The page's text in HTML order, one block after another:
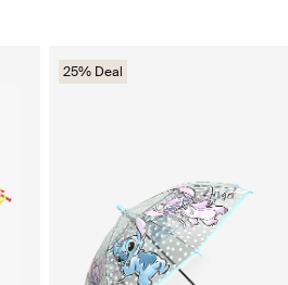
25% Deal